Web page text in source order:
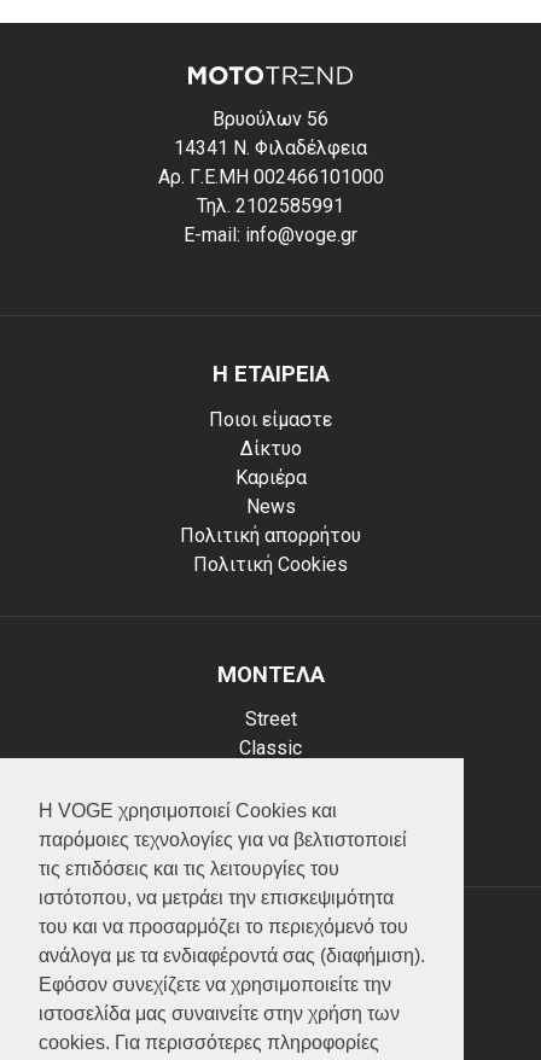
Η VOGE χρησιμοποιεί Cookies και
παρόμοιες τεχνολογίες για να βελτιστοποιεί
τις επιδόσεις και τις λειτουργίες του
ιστότοπου, να μετράει την επισκεψιμότητα
του και να προσαρμόζει το περιεχόμενό του
ανάλογα με τα ενδιαφέροντά σας (διαφήμιση).
Εφόσον συνεχίζετε να χρησιμοποιείτε την
ιστοσελίδα μας συναινείτε στην χρήση των
cookies. Για περισσότερες πληροφορίες
Βρυούλων 56
14341 Ν. Φιλαδέλφεια
Αρ. Γ.Ε.ΜΗ 002466101000
Τηλ. 2102585991
E-mail: info@voge.gr
Η ΕΤΑΙΡΕΙΑ
Ποιοι είμαστε
Δίκτυο
Καριέρα
News
Πολιτική απορρήτου
Πολιτική Cookies
ΜΟΝΤΕΛΑ
Street
Classic
Scooter
ATV (Loncin)
ΥΠΗΡΕΣΙΕΣ
Test ride
Επικοινωνία
Service